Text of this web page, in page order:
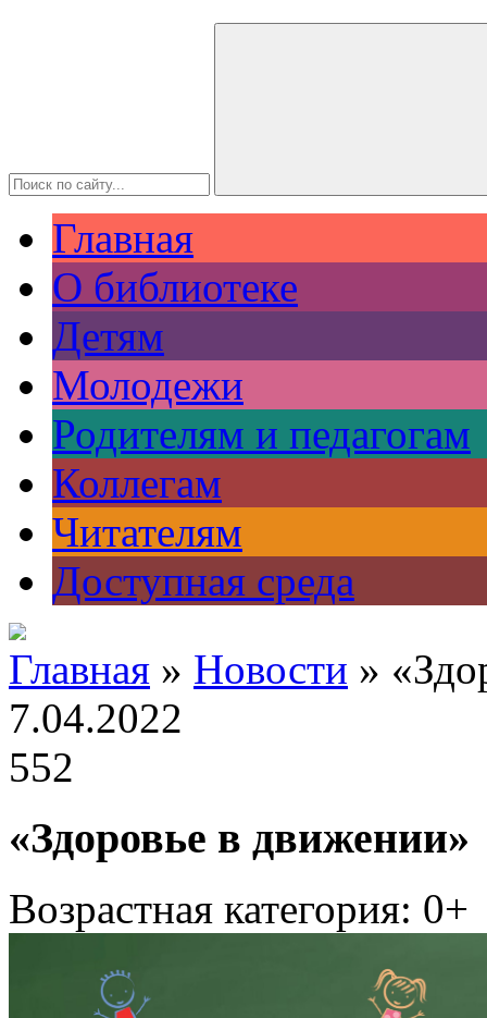
Главная
О библиотеке
Детям
Молодежи
Родителям и педагогам
Коллегам
Читателям
Доступная среда
Главная » Новости »
7.04.2022
552
«Здоровье в движении»
Возрастная категория: 0+